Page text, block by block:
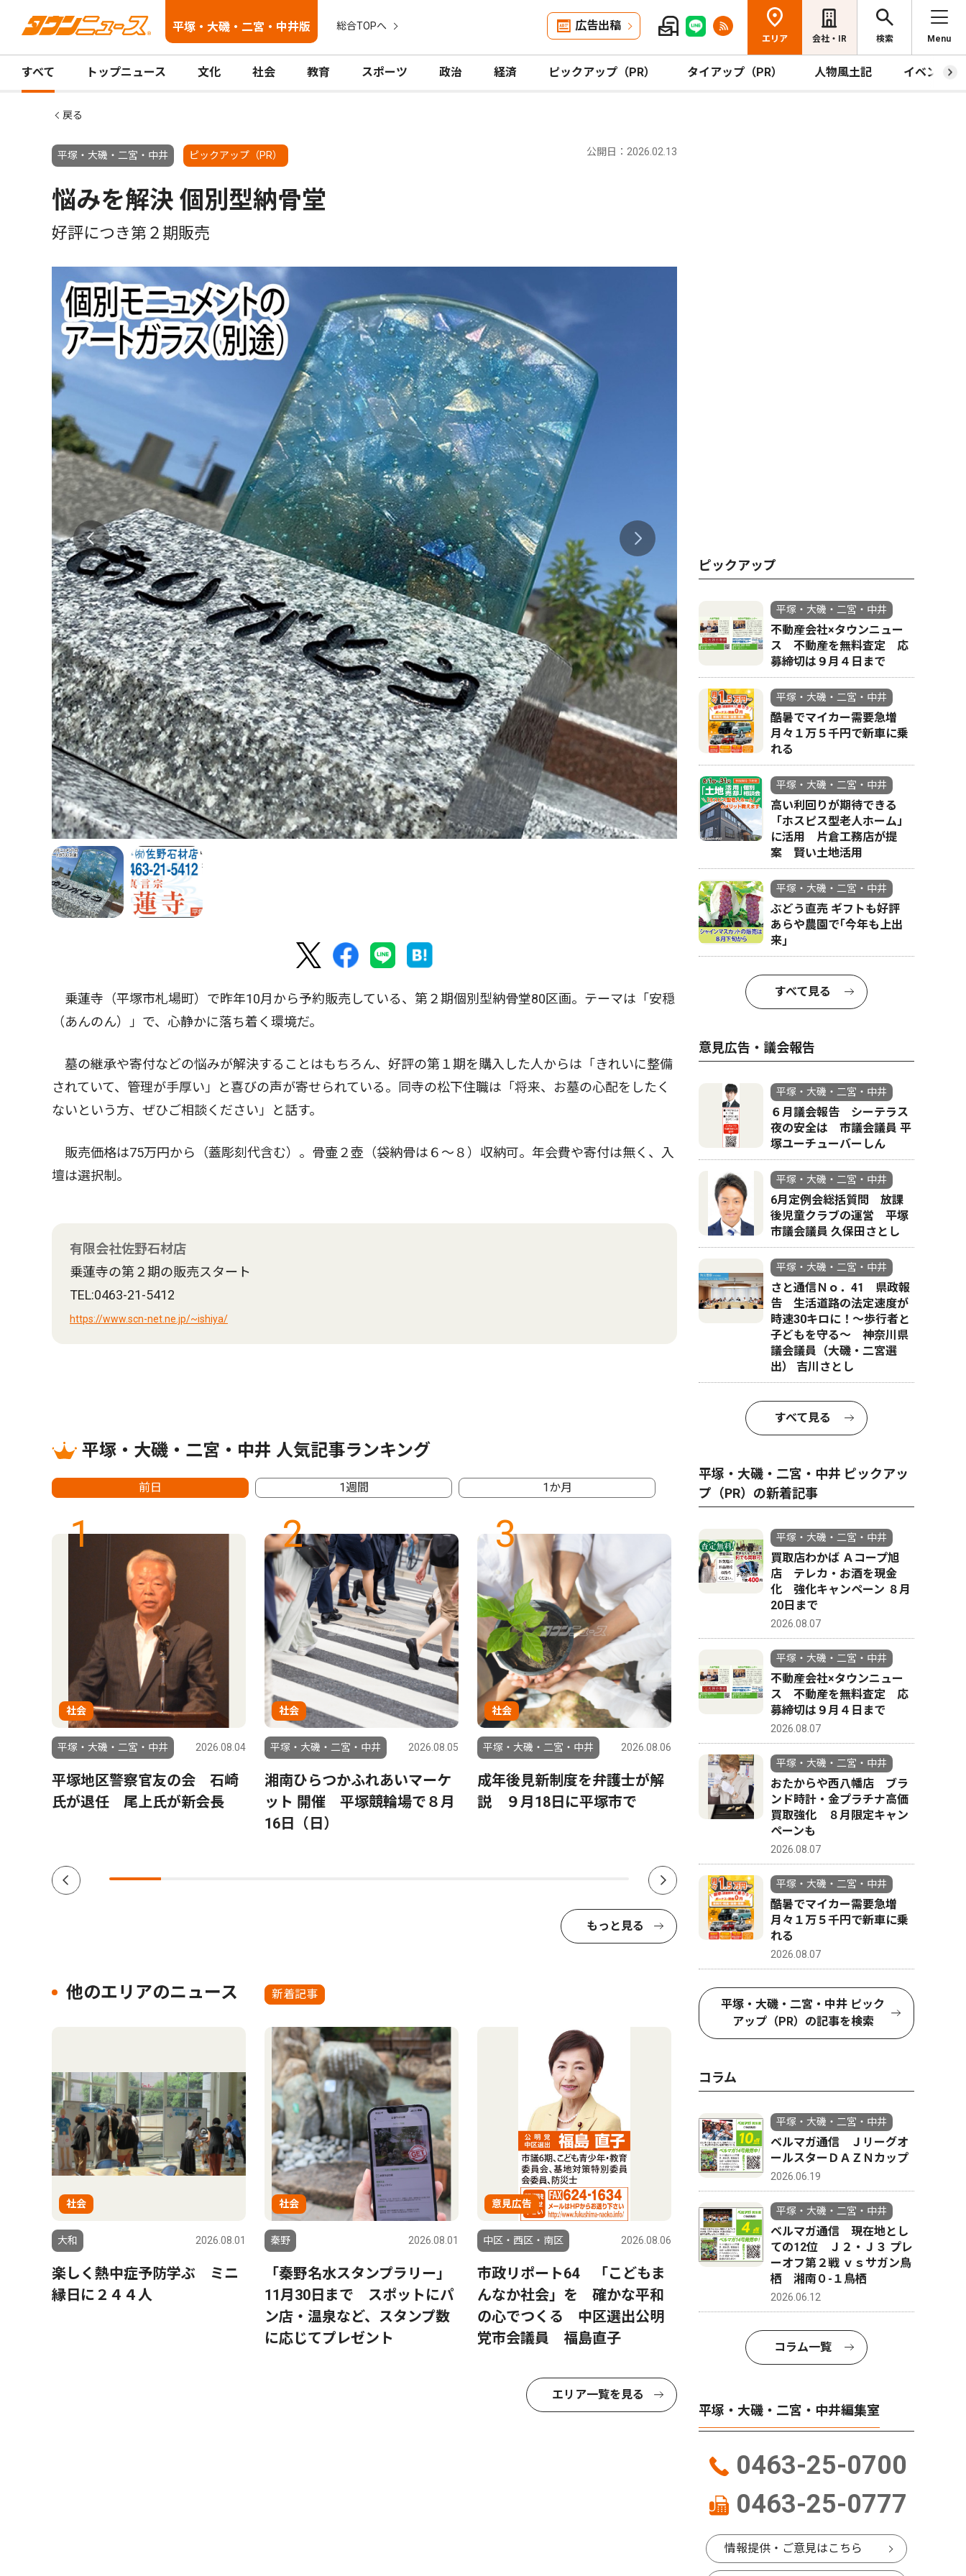
平塚・大磯・二宮・中井版 総合TOPへ 広告出稿
エリア 会社・IR 検索 Menu
すべて トップニュース 文化 社会 教育 スポーツ 政治 経済 ピックアップ（PR） タイアップ（PR） 人物風土記 イベント
戻る
平塚・大磯・二宮・中井 ピックアップ（PR） 公開日：2026.02.13
悩みを解決 個別型納骨堂
好評につき第２期販売
乗蓮寺（平塚市札場町）で昨年10月から予約販売している、第２期個別型納骨堂80区画。テーマは「安穏
（あんのん）」で、心静かに落ち着く環境だ。
墓の継承や寄付などの悩みが解決することはもちろん、好評の第１期を購入した人からは「きれいに整備
されていて、管理が手厚い」と喜びの声が寄せられている。同寺の松下住職は「将来、お墓の心配をしたく
ないという方、ぜひご相談ください」と話す。
販売価格は75万円から（蓋彫刻代含む）。骨壷２壺（袋納骨は６〜８）収納可。年会費や寄付は無く、入
壇は選択制。
有限会社佐野石材店
乗蓮寺の第２期の販売スタート
TEL:0463-21-5412
https://www.scn-net.ne.jp/~ishiya/
平塚・大磯・二宮・中井 人気記事ランキング
前日 1週間 1か月
1
社会
平塚・大磯・二宮・中井 2026.08.04
平塚地区警察官友の会 石崎
氏が退任 尾上氏が新会長
2
社会
平塚・大磯・二宮・中井 2026.08.05
湘南ひらつかふれあいマーケ
ット 開催 平塚競輪場で８月
16日（日）
3
社会
平塚・大磯・二宮・中井 2026.08.06
成年後見新制度を弁護士が解
説 ９月18日に平塚市で
4
トップニュース
平塚・大磯・二宮・中井 2026.07.31
金目中・花待さん土沢中・荻
野さん 全国・関東で活躍誓
う 1500ｍと100ｍに出場
平塚・大磯
中郡（大
挙 現職
投開票は
もっと見る
他のエリアのニュース 新着記事
社会
大和 2026.08.01
楽しく熱中症予防学ぶ ミニ
縁日に２４４人
社会
秦野 2026.08.01
「秦野名水スタンプラリー」
11月30日まで スポットにパ
ン店・温泉など、スタンプ数
に応じてプレゼント
意見広告
中区・西区・南区 2026.08.06
市政リポート64 「こどもま
んなか社会」を 確かな平和
の心でつくる 中区選出公明
党市会議員 福島直子
エリア一覧を見る
ピックアップ
平塚・大磯・二宮・中井
不動産会社×タウンニュー
ス 不動産を無料査定 応
募締切は９月４日まで
平塚・大磯・二宮・中井
酷暑でマイカー需要急増
月々１万５千円で新車に乗
れる
平塚・大磯・二宮・中井
高い利回りが期待できる
「ホスピス型老人ホーム」
に活用 片倉工務店が提
案 賢い土地活用
平塚・大磯・二宮・中井
ぶどう直売 ギフトも好評
あらや農園で｢今年も上出
来｣
すべて見る
意見広告・議会報告
平塚・大磯・二宮・中井
６月議会報告 シーテラス
夜の安全は 市議会議員 平
塚ユーチューバーしん
平塚・大磯・二宮・中井
6月定例会総括質問 放課
後児童クラブの運営 平塚
市議会議員 久保田さとし
平塚・大磯・二宮・中井
さと通信Ｎｏ．41 県政報
告 生活道路の法定速度が
時速30キロに！〜歩行者と
子どもを守る〜 神奈川県
議会議員（大磯・二宮選
出） 吉川さとし
すべて見る
平塚・大磯・二宮・中井 ピックアッ
プ（PR）の新着記事
平塚・大磯・二宮・中井
買取店わかば Ａコープ旭
店 テレカ・お酒を現金
化 強化キャンペーン ８月
20日まで
2026.08.07
平塚・大磯・二宮・中井
不動産会社×タウンニュー
ス 不動産を無料査定 応
募締切は９月４日まで
2026.08.07
平塚・大磯・二宮・中井
おたからや西八幡店 ブラ
ンド時計・金プラチナ高価
買取強化 ８月限定キャン
ペーンも
2026.08.07
平塚・大磯・二宮・中井
酷暑でマイカー需要急増
月々１万５千円で新車に乗
れる
2026.08.07
平塚・大磯・二宮・中井 ピック
アップ（PR）の記事を検索
コラム
平塚・大磯・二宮・中井
ベルマガ通信 Ｊリーグオ
ールスターＤＡＺＮカップ
2026.06.19
平塚・大磯・二宮・中井
ベルマガ通信 現在地とし
ての12位 Ｊ２・Ｊ３ プレ
ーオフ第２戦 ｖｓサガン鳥
栖 湘南０-１鳥栖
2026.06.12
コラム一覧
平塚・大磯・二宮・中井編集室
0463-25-0700
0463-25-0777
情報提供・ご意見はこちら